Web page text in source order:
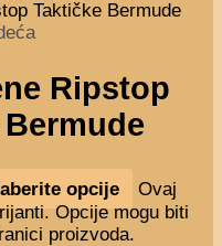
Ripstop
opcije
Ovaj
Opcije mogu biti
proizvoda.